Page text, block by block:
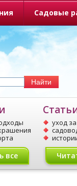
Садовые
все
уход